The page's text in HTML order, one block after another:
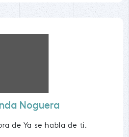
Noguera
de Ya se habla de ti.